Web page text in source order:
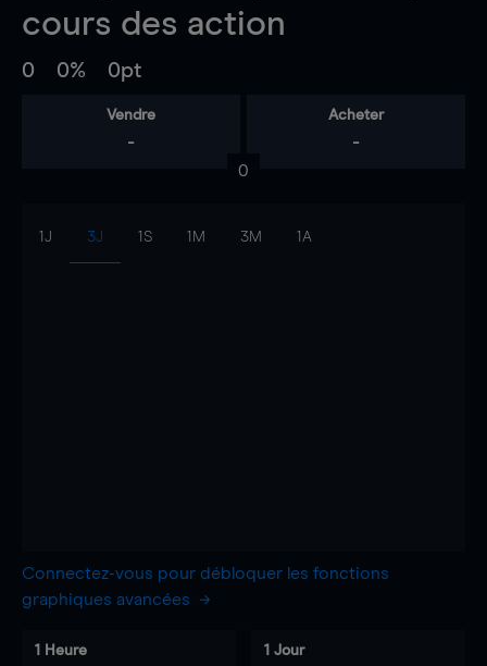
cours des action
0 0% 0pt
Vendre
-
Acheter
-
0
1J 3J 1S 1M 3M 1A
Connectez-vous pour débloquer les fonctions
graphiques avancées
1 Heure 1 Jour